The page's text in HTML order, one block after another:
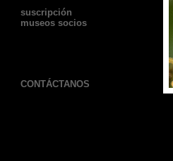
suscripción
museos socios
CONTÁCTANOS